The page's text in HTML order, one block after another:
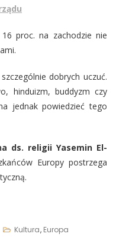
proc. na zachodzie nie
dobrych uczuć.
hinduizm, buddyzm czy
jednak powiedzieć tego
ds. religii Yasemin El-
Europy postrzega
Kultura, Europa